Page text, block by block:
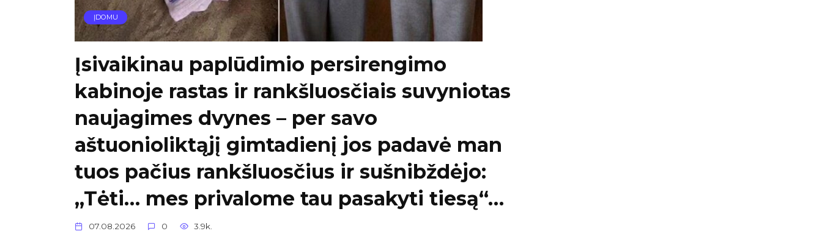
ĮDOMU
Įsivaikinau paplūdimio persirengimo
kabinoje rastas ir rankšluosčiais suvyniotas
naujagimes dvynes – per savo
aštuonioliktąjį gimtadienį jos padavė man
tuos pačius rankšluosčius ir sušnibždėjo:
„Tėti… mes privalome tau pasakyti tiesą“…
07.08.2026 0 3.9k.